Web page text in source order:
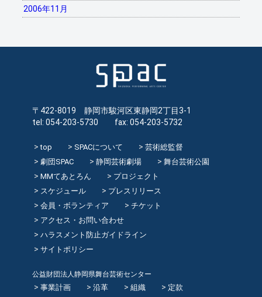
2006年11月
〒422-8019 静岡市駿河区東静岡2丁目3-1
tel: 054-203-5730 fax: 054-203-5732
top SPACについて
芸術総監督
劇団SPAC
静岡芸術劇場
舞台芸術公園
MMてあとろん
プロジェクト
スケジュール
プレスリリース
会員・ボランティア
チケット
アクセス・お問い合わせ
ハラスメント防止ガイドライン
サイトポリシー
公益財団法人静岡県舞台芸術センター
事業計画 沿革 組織 定款